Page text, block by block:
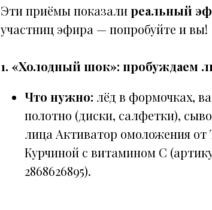
Эти приёмы показалиреальный
участниц эфира — попробуйте и вы!
1. «Холодный шок»: пробуждаем
Что нужно: лёд в формочках,
полотно (диски, салфетки),
лица Активатор омоложения от
Курчиной с витамином С
2868626895).